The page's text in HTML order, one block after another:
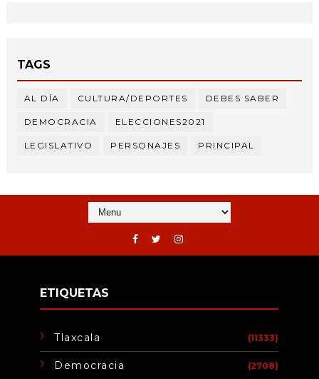
TAGS
AL DÍA CULTURA/DEPORTES DEBES SABER
DEMOCRACIA ELECCIONES2021
LEGISLATIVO PERSONAJES PRINCIPAL
ETIQUETAS
Tlaxcala (11333)
Democracia (2708)